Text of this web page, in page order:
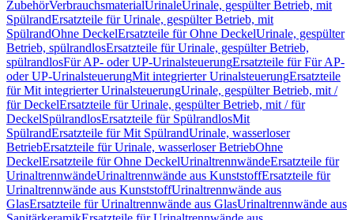
ZubehörVerbrauchsmaterialUrinaleUrinale, gespülter Betrieb, mit
SpülrandErsatzteile für Urinale, gespülter Betrieb, mit
SpülrandOhne DeckelErsatzteile für Ohne DeckelUrinale, gespülter
Betrieb, spülrandlosErsatzteile für Urinale, gespülter Betrieb,
spülrandlosFür AP- oder UP-UrinalsteuerungErsatzteile für Für AP-
oder UP-UrinalsteuerungMit integrierter UrinalsteuerungErsatzteile
für Mit integrierter UrinalsteuerungUrinale, gespülter Betrieb, mit /
für DeckelErsatzteile für Urinale, gespülter Betrieb, mit / für
DeckelSpülrandlosErsatzteile für SpülrandlosMit
SpülrandErsatzteile für Mit SpülrandUrinale, wasserloser
BetriebErsatzteile für Urinale, wasserloser BetriebOhne
DeckelErsatzteile für Ohne DeckelUrinaltrennwändeErsatzteile für
UrinaltrennwändeUrinaltrennwände aus KunststoffErsatzteile für
Urinaltrennwände aus KunststoffUrinaltrennwände aus
GlasErsatzteile für Urinaltrennwände aus GlasUrinaltrennwände aus